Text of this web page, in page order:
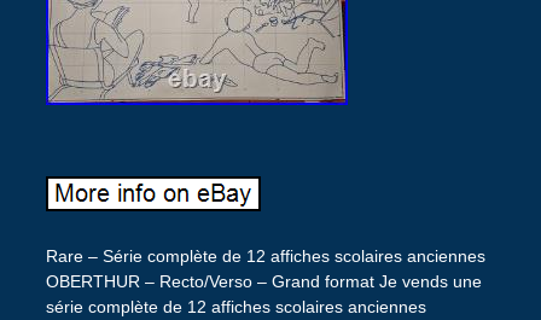
Rare – Série complète de 12 affiches scolaires anciennes
OBERTHUR – Recto/Verso – Grand format Je vends une
série complète de 12 affiches scolaires anciennes